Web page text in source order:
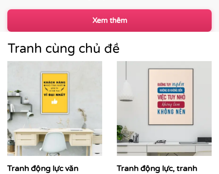
Printek thi công tranh động lực theo yêu cầu cho
khách hàng
Xem thêm
Tranh cùng chủ đề
Tranh động lực văn
Tranh động lực, tranh